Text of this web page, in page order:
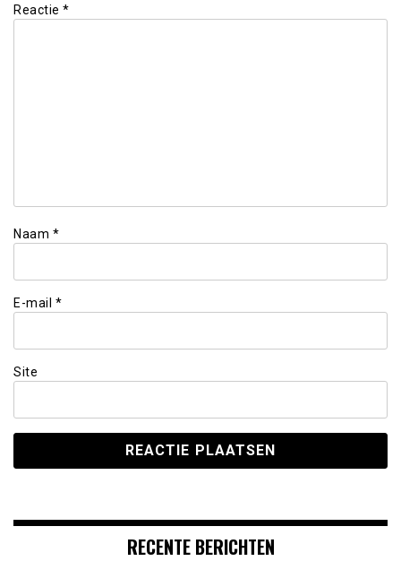
Reactie *
Naam *
E-mail *
Site
RECENTE BERICHTEN